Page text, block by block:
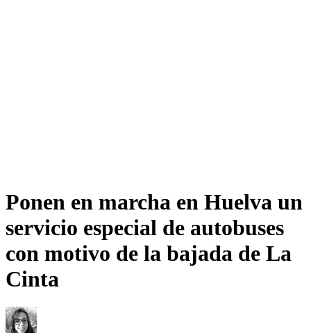
Ponen en marcha en Huelva un
servicio especial de autobuses
con motivo de la bajada de La
Cinta